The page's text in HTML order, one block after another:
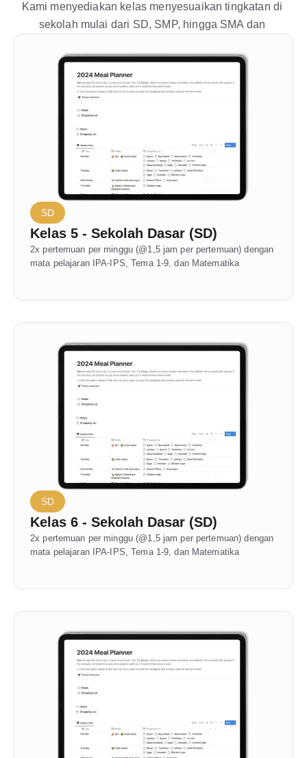
Kami menyediakan kelas menyesuaikan tingkatan di
sekolah mulai dari SD, SMP, hingga SMA dan
SD
Kelas 5 - Sekolah Dasar (SD)
2x pertemuan per minggu (@1,5 jam per pertemuan) dengan
mata pelajaran IPA-IPS, Tema 1-9, dan Matematika
SD
Kelas 6 - Sekolah Dasar (SD)
2x pertemuan per minggu (@1,5 jam per pertemuan) dengan
mata pelajaran IPA-IPS, Tema 1-9, dan Matematika